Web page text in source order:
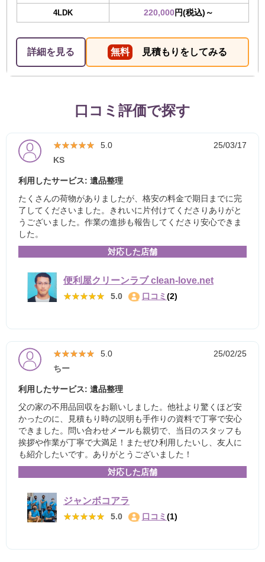
4LDK 220,000円(税込)～
詳細を見る 無料 見積もりをしてみる
口コミ評価で探す
★★★★★
★★★★★ 5.0
25/03/17
KS
利用したサービス: 遺品整理
たくさんの荷物がありましたが、格安の料金で期日までに完
了してくださいました。きれいに片付けてくださりありがと
うございました。作業の進捗も報告してくださり安心できま
した。
対応した店舗
便利屋クリーンラブ clean-love.net
★★★★★
★★★★★ 5.0 口コミ (2)
★★★★★
★★★★★ 5.0
25/02/25
ちー
利用したサービス: 遺品整理
父の家の不用品回収をお願いしました。他社より驚くほど安
かったのに、見積もり時の説明も手作りの資料で丁寧で安心
できました。問い合わせメールも親切で、当日のスタッフも
挨拶や作業が丁寧で大満足！またぜひ利用したいし、友人に
も紹介したいです。ありがとうございました！
対応した店舗
ジャンボコアラ
★★★★★
★★★★★ 5.0 口コミ (1)